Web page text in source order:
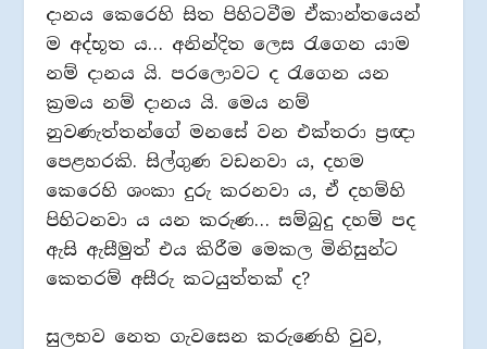
දානය කෙරෙහි සිත පිහිටවීම ඒකාන්තයෙන්
ම අද්භූත ය… අනින්දිත ලෙස රැගෙන යාම
නම් දානය යි. පරලොවට ද රැගෙන යන
ක්‍රමය නම් දානය යි. මෙය නම්
නුවණැත්තන්ගේ මනසේ වන එක්තරා ප්‍රඥා
පෙළහරකි. සිල්ගුණ වඩනවා ය, දහම
කෙරෙහි ශංකා දුරු කරනවා ය, ඒ දහම්හි
පිහිටනවා ය යන කරුණ… සම්බුදු දහම් පද
ඇසි ඇසීමුත් එය කිරීම මෙකල මිනිසුන්ට
කෙතරම් අසීරු කටයුත්තක් ද?
සුලභව නෙත ගැවසෙන කරුණෙහි වුව,